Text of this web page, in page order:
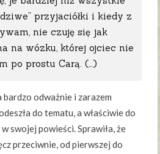
przyjaciółki i kiedy z
nie czuję się jak
na wózku, której ojciec nie
po prostu Carą. (…)
odważnie i zarazem
do tematu, a właściwie do
swojej powieści. Sprawiła, że
przeciwnie, od pierwszej do